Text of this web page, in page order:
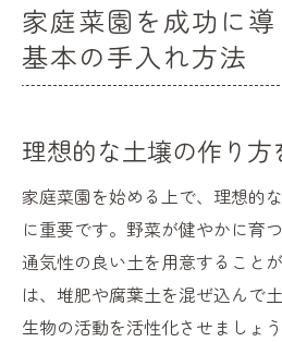
家庭菜園を成功に
基本の手入れ方法
理想的な土壌の作り方
家庭菜園を始める上で、理想的
に重要です。野菜が健やかに育
通気性の良い土を用意すること
は、堆肥や腐葉土を混ぜ込んで
生物の活動を活性化させましょ